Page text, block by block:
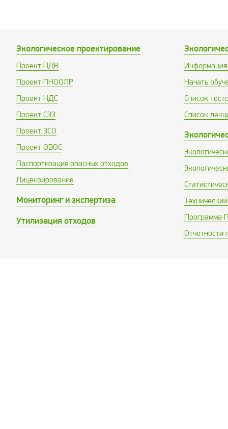
Экологическое проектирование
Проект ПДВ
Проект ПНООЛР
Проект НДС
Проект СЗЗ
Проект ЗСО
Проект ОВОС
Паспортизация опасных отходов
Лицензирование
Мониторинг и экспертиза
Утилизация отходов
Информация
Начать
Список
Список
Программа
Отчетности